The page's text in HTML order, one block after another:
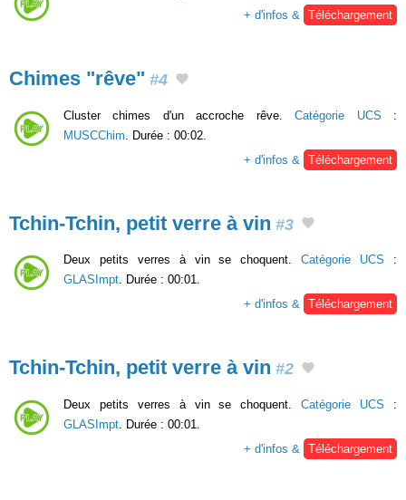
+ d'infos &
Téléchargement
Chimes "rêve" #4
Cluster chimes d'un accroche rêve.Catégorie UCS :
MUSCChim . Durée : 00:02.
+ d'infos &
Téléchargement
Tchin-Tchin, petit verre à vin #3
Deux petits verres à vin se choquent.Catégorie UCS :
GLASImpt. Durée : 00:01.
+ d'infos & Téléchargement
Tchin-Tchin, petit verre à vin #2
Deux petits verres à vin se choquent.Catégorie UCS :
GLASImpt . Durée : 00:01.
+ d'infos &
Téléchargement